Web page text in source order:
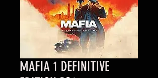
MAFIA 1 DEFINITIVE